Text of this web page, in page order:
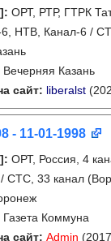
: ОРТ, РТР, ГТРК
НТВ, Канал-6 /
Вечерняя Казань
сайт: liberalst
- 11-01-1998
: ОРТ, Россия, 4
СТС, 33 канал
Газета Коммуна
сайт: Admin